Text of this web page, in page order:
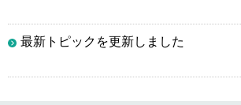
最新トピックを更新しました